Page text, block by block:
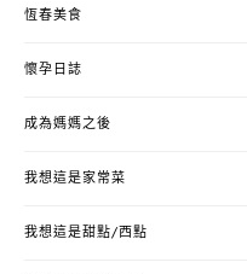
恆春美食
懷孕日誌
成為媽媽之後
我想這是家常菜
我想這是甜點/西點